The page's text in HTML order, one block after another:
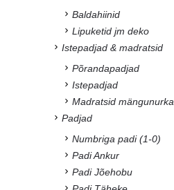
Baldahiinid
Lipuketid jm deko
Istepadjad & madratsid
Põrandapadjad
Istepadjad
Madratsid mängunurka
Padjad
Numbriga padi (1-0)
Padi Ankur
Padi Jõehobu